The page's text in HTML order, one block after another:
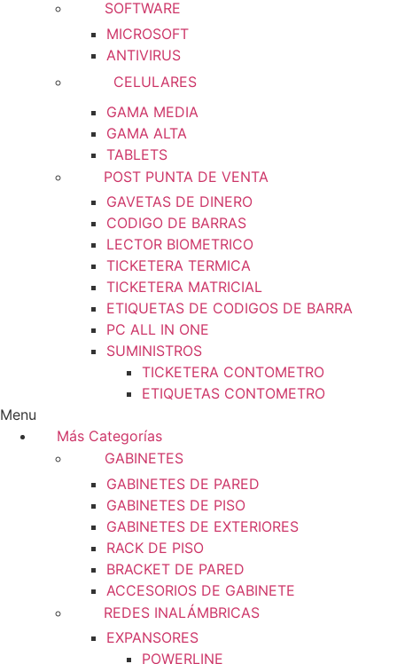
SOFTWARE
MICROSOFT
ANTIVIRUS
CELULARES
GAMA MEDIA
GAMA ALTA
TABLETS
POST PUNTA DE VENTA
GAVETAS DE DINERO
CODIGO DE BARRAS
LECTOR BIOMETRICO
TICKETERA TERMICA
TICKETERA MATRICIAL
ETIQUETAS DE CODIGOS DE BARRA
PC ALL IN ONE
SUMINISTROS
TICKETERA CONTOMETRO
ETIQUETAS CONTOMETRO
Menu
Más Categorías
GABINETES
GABINETES DE PARED
GABINETES DE PISO
GABINETES DE EXTERIORES
RACK DE PISO
BRACKET DE PARED
ACCESORIOS DE GABINETE
REDES INALÁMBRICAS
EXPANSORES
POWERLINE